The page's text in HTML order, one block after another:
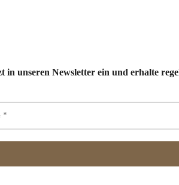
in unseren Newsletter ein und erhalte